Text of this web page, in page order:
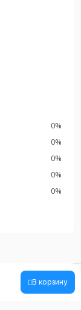
0%
0%
0%
0%
0%
В корзину